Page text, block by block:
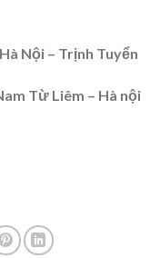
Nội – Trịnh Tuyển
Từ Liêm – Hà nội